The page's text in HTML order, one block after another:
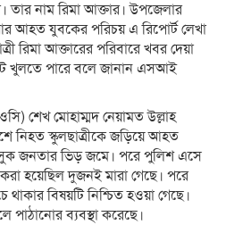
তার নাম রিমা আক্তার। উপজেলার
আর আহত যুবকের পরিচয় এ রিপোর্ট লেখা
রিমা আক্তারের পরিবারে খবর দেয়া
খুলতে পারে বলে জানান এসআই
শেখ মোহাম্মদ নেয়ামত উল্লাহ
নিহত স্কুলছাত্রীকে জড়িয়ে আহত
জনতার ভিড় জমে। পরে পুলিশ এসে
হয়েছিল দুজনই মারা গেছে। পরে
বিষয়টি নিশ্চিত হওয়া গেছে।
ব্যবস্থা করেছে।